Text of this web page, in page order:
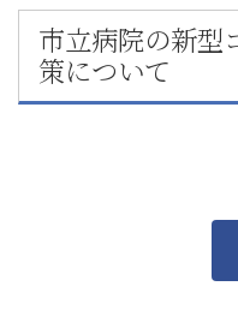
市立病院の新型
策について